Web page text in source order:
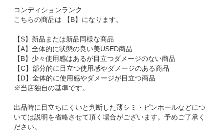
コンディションランク
こちらの商品は 【B】になります。
【S】新品または新品同様な商品
【A】全体的に状態の良い美USED商品
【B】少々使用感はあるが目立つダメージのない商品
【C】部分的に目立つ使用感やダメージのある商品
【D】全体的に使用感やダメージが目立つ商品
※当店独自の基準です。
出品時に目立ちにくいと判断した薄シミ・ピンホールなどにつ
いては説明を省略させて頂く場合がございます。予めご了承く
ださい。